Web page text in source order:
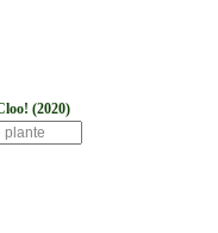
(2020)